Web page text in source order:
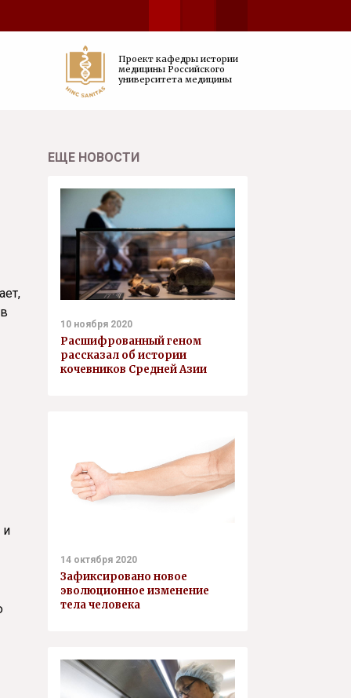
Проект кафедры истории
медицины Российского
университета медицины
и
ЕЩЕ НОВОСТИ
10 ноября 2020
Расшифрованный геном
рассказал об истории
кочевников Средней Азии
14 октября 2020
Зафиксировано новое
эволюционное изменение
тела человека